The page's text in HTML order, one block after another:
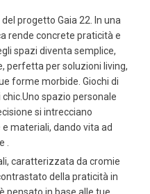
progetto Gaia 22. In una
rende concrete praticità e
spazi diventa semplice,
perfetta per soluzioni living,
forme morbide. Giochi di
spazio personale
si intrecciano
materiali, dando vita ad
caratterizzata da cromie
della praticità in